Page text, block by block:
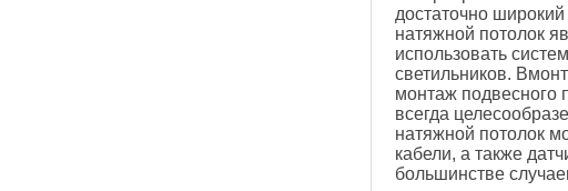
достаточно
натяжной потолок
использовать
светильников.
монтаж подвесного
всегда
натяжной потолок
кабели, а также
большинстве